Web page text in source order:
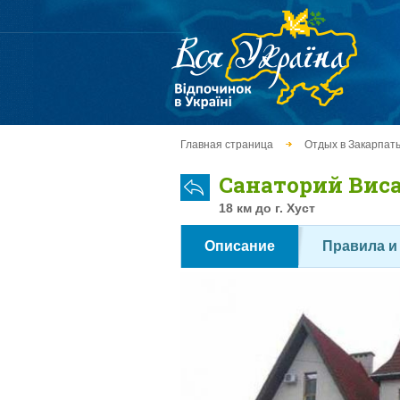
Главная страница Отдых в
Санаторий
18 км до г. Хуст
Описание Правила и